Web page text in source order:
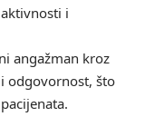
i
angažman kroz
odgovornost, što